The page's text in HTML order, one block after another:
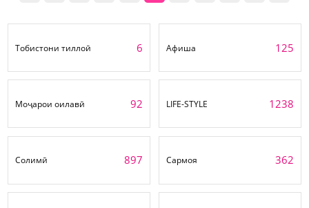
Тобистони тиллоӣ 6 Афиша 125
Моҷарои оилавӣ 92 LIFE-STYLE 1238
Солимӣ 897 Сармоя 362